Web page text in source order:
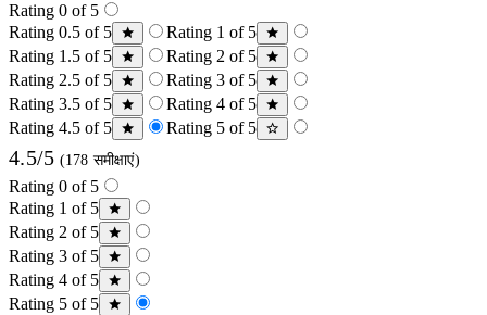
Rating 0 of 5
Rating 0.5 of 5
Rating 1 of 5
Rating 1.5 of 5
Rating 2 of 5
Rating 2.5 of 5
Rating 3 of 5
Rating 3.5 of 5
Rating 4 of 5
Rating 4.5 of 5
Rating 5 of 5
4.5/5 (178 समीक्षाएं)
Rating 0 of 5
Rating 1 of 5
Rating 2 of 5
Rating 3 of 5
Rating 4 of 5
Rating 5 of 5